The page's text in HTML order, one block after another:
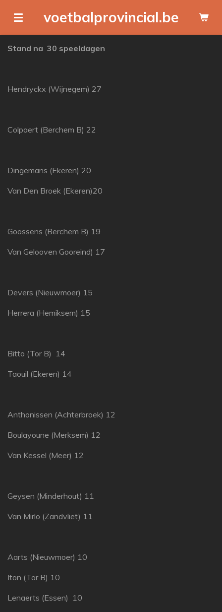
direct
naar
de
voetbalprovincial.be
Stand na 30 speeldagen
Hendryckx (Wijnegem) 27
Colpaert (Berchem B) 22
Dingemans (Ekeren) 20
Van Den Broek (Ekeren)20
Goossens (Berchem B) 19
Van Gelooven Gooreind) 17
Devers (Nieuwmoer) 15
Herrera (Hemiksem) 15
Bitto (Tor B) 14
Taouil (Ekeren) 14
Anthonissen (Achterbroek) 12
Boulayoune (Merksem) 12
Van Kessel (Meer) 12
Geysen (Minderhout) 11
Van Mirlo (Zandvliet) 11
Aarts (Nieuwmoer) 10
Iton (Tor B) 10
Lenaerts (Essen) 10